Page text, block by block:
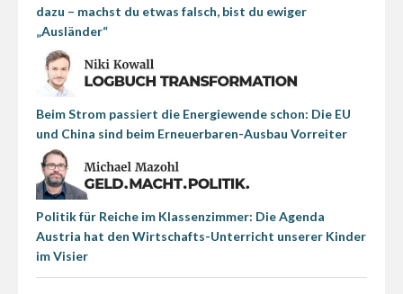
dazu – machst du etwas falsch, bist du ewiger
„Ausländer“
Beim Strom passiert die Energiewende schon: Die EU
und China sind beim Erneuerbaren-Ausbau Vorreiter
Politik für Reiche im Klassenzimmer: Die Agenda
Austria hat den Wirtschafts-Unterricht unserer Kinder
im Visier